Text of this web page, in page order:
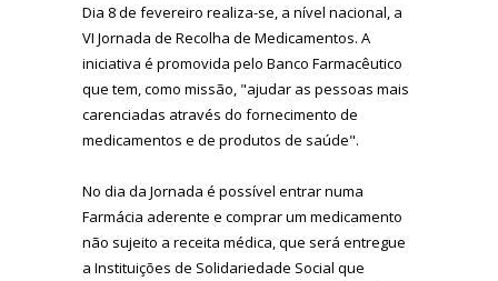
Dia 8 de fevereiro realiza-se, a nível nacional, a
VI Jornada de Recolha de Medicamentos. A
iniciativa é promovida pelo Banco Farmacêutico
que tem, como missão, "ajudar as pessoas mais
carenciadas através do fornecimento de
medicamentos e de produtos de saúde".
No dia da Jornada é possível entrar numa
Farmácia aderente e comprar um medicamento
não sujeito a receita médica, que será entregue
a Instituições de Solidariedade Social que